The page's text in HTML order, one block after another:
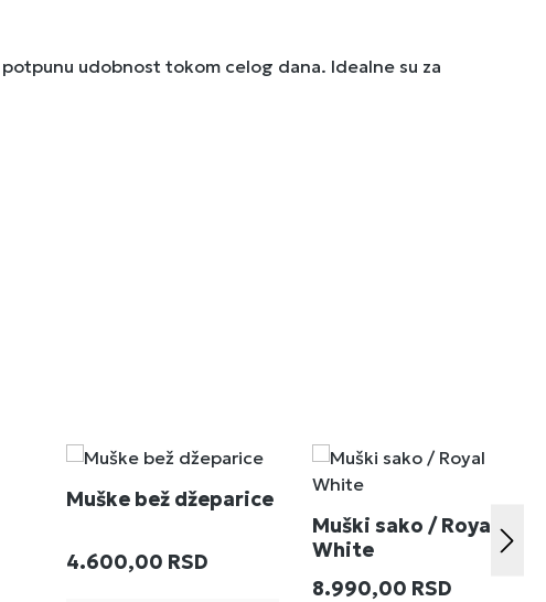
Muške bež džeparice
Redovna cena:
4.600,00 RSD
Muški sako / Royal
White
Redovna cena:
8.990,00 RSD